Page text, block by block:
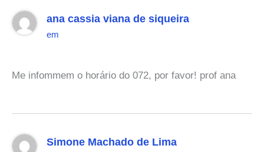
ana cassia viana de siqueira
em
Me infommem o horário do 072, por favor! prof ana
Simone Machado de Lima